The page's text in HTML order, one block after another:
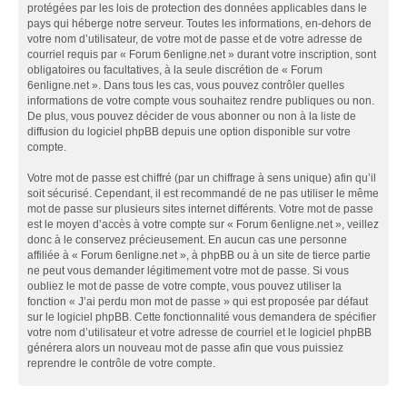
protégées par les lois de protection des données applicables dans le
pays qui héberge notre serveur. Toutes les informations, en-dehors de
votre nom d’utilisateur, de votre mot de passe et de votre adresse de
courriel requis par « Forum 6enligne.net » durant votre inscription, sont
obligatoires ou facultatives, à la seule discrétion de « Forum
6enligne.net ». Dans tous les cas, vous pouvez contrôler quelles
informations de votre compte vous souhaitez rendre publiques ou non.
De plus, vous pouvez décider de vous abonner ou non à la liste de
diffusion du logiciel phpBB depuis une option disponible sur votre
compte.
Votre mot de passe est chiffré (par un chiffrage à sens unique) afin qu’il
soit sécurisé. Cependant, il est recommandé de ne pas utiliser le même
mot de passe sur plusieurs sites internet différents. Votre mot de passe
est le moyen d’accès à votre compte sur « Forum 6enligne.net », veillez
donc à le conservez précieusement. En aucun cas une personne
affiliée à « Forum 6enligne.net », à phpBB ou à un site de tierce partie
ne peut vous demander légitimement votre mot de passe. Si vous
oubliez le mot de passe de votre compte, vous pouvez utiliser la
fonction « J’ai perdu mon mot de passe » qui est proposée par défaut
sur le logiciel phpBB. Cette fonctionnalité vous demandera de spécifier
votre nom d’utilisateur et votre adresse de courriel et le logiciel phpBB
générera alors un nouveau mot de passe afin que vous puissiez
reprendre le contrôle de votre compte.